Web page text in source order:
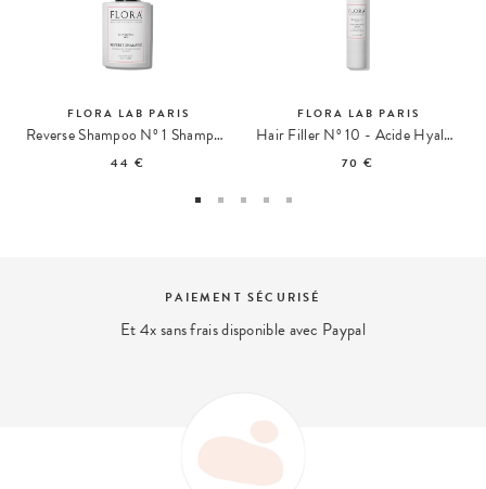
FLORA LAB PARIS
Reverse Shampoo Nº 1 Shampoing
44 €
FLORA LAB PARIS
Hair Filler Nº 10 - Acide Hyaluronique
70 €
PAIEMENT SÉCURISÉ
Et 4x sans frais disponible avec Paypal